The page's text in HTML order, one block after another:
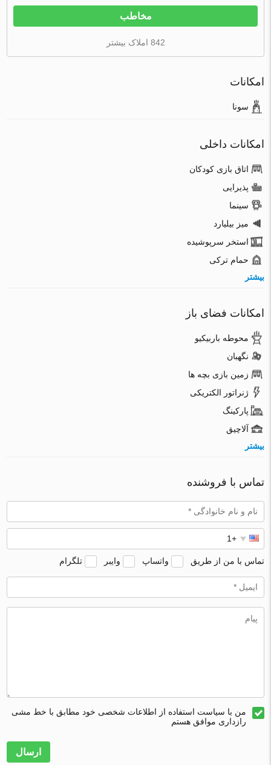
مخاطب
842 املاک بیشتر
امکانات
سونا
امکانات داخلی
اتاق بازی کودکان
پذیرایی
سینما
میز بیلیارد
استخر سرپوشیده
حمام ترکی
بیشتر
امکانات فضای باز
محوطه باربیکیو
نگهبان
زمین بازی بچه ها
ژنراتور الکتریکی
پارکینگ
آلاچیق
بیشتر
تماس با فروشنده
تماس با من از طریق واتساپ وایبر تلگرام
من با سیاست استفاده از اطلاعات شخصی خود مطابق با خط مشی
رازداری موافق هستم
ارسال